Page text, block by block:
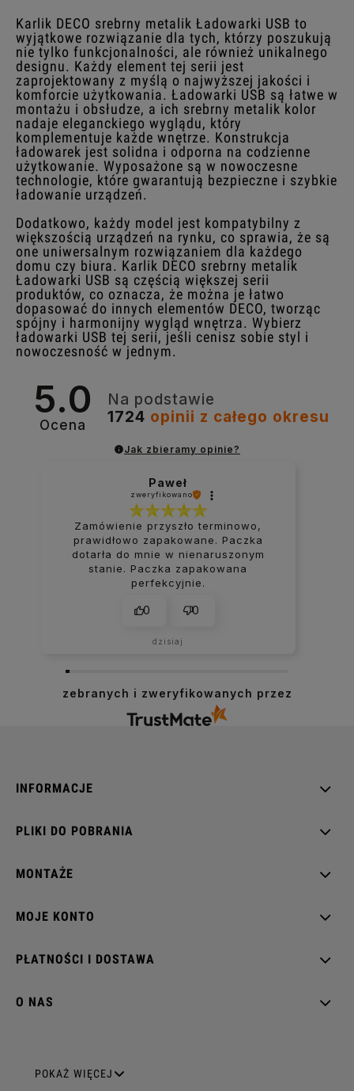
Karlik DECO srebrny metalik Ładowarki USB to
wyjątkowe rozwiązanie dla tych, którzy poszukują
nie tylko funkcjonalności, ale również unikalnego
designu. Każdy element tej serii jest
zaprojektowany z myślą o najwyższej jakości i
komforcie użytkowania. Ładowarki USB są łatwe w
montażu i obsłudze, a ich srebrny metalik kolor
nadaje eleganckiego wyglądu, który
komplementuje każde wnętrze. Konstrukcja
ładowarek jest solidna i odporna na codzienne
użytkowanie. Wyposażone są w nowoczesne
technologie, które gwarantują bezpieczne i szybkie
ładowanie urządzeń.
Dodatkowo, każdy model jest kompatybilny z
większością urządzeń na rynku, co sprawia, że są
one uniwersalnym rozwiązaniem dla każdego
domu czy biura. Karlik DECO srebrny metalik
Ładowarki USB są częścią większej serii
produktów, co oznacza, że można je łatwo
dopasować do innych elementów DECO, tworząc
spójny i harmonijny wygląd wnętrza. Wybierz
ładowarki USB tej serii, jeśli cenisz sobie styl i
nowoczesność w jednym.
5.0
Ocena
Na podstawie
1724 opinii z całego okresu
Jak zbieramy opinie?
Paweł
zweryfikowano
Zamówienie przyszło terminowo,
prawidłowo zapakowane. Paczka
dotarła do mnie w nienaruszonym
stanie. Paczka zapakowana
perfekcyjnie.
0 0
dzisiaj
zebranych i zweryfikowanych przez
INFORMACJE
PLIKI DO POBRANIA
MONTAŻE
MOJE KONTO
PŁATNOŚCI I DOSTAWA
O NAS
GNIAZDA ELEKTRYCZNE
POKAŻ WIĘCEJ